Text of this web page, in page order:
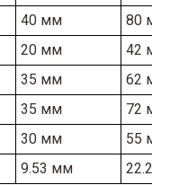
40 мм
80 мм
20 мм
42 мм
35 мм
62 мм
35 мм
72 мм
30 мм
55 мм
9.53 мм 22.23